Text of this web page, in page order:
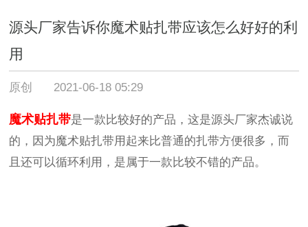
源头厂家告诉你魔术贴扎带应该怎么好好的利
用
原创 2021-06-18 05:29
魔术贴扎带是一款比较好的产品，这是源头厂家杰诚说
的，因为魔术贴扎带用起来比普通的扎带方便很多，而
且还可以循环利用，是属于一款比较不错的产品。